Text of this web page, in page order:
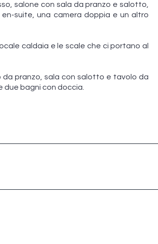
salone con sala da pranzo e salotto,
suite, una camera doppia e un altro
caldaia e le scale che ci portano al
da pranzo, sala con salotto e tavolo da
due bagni con doccia.